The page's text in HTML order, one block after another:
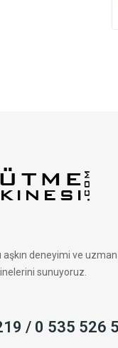
aşkın deneyimi ve
sunuyoruz.
/ 0 535 526